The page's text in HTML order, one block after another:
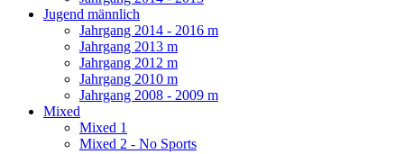
Jugend männlich
Jahrgang 2014 - 2016 m
Jahrgang 2013 m
Jahrgang 2012 m
Jahrgang 2010 m
Jahrgang 2008 - 2009 m
Mixed
Mixed 1
Mixed 2 - No Sports